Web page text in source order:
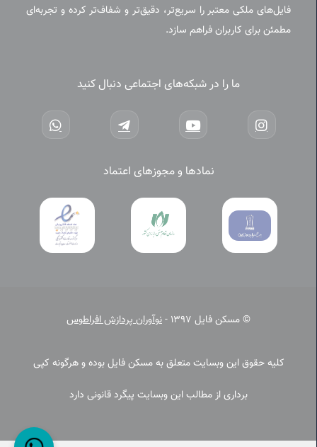
فایل‌های ملکی معتبر را سریع‌تر، دقیق‌تر و شفاف‌تر کرده و تجربه‌ای
مطمئن برای کاربران فراهم سازد.
ما را در شبکه‌های اجتماعی دنبال کنید
نمادها و مجوزهای اعتماد
© مسکن فایل 1397 - نوآوران پردازش افراطوس
کلیه حقوق این وبسایت متعلق به مسکن فایل بوده و هرگونه کپی
برداری از مطالب این وبسایت پیگرد قانونی دارد